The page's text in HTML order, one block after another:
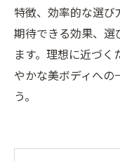
特徴、効率的な選
期待できる効果、選
ます。理想に近づ
やかな美ボディへの
う。